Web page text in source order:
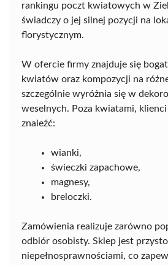
rankingu poczt kwiatowych w
świadczy o jej silnej pozycji na
florystycznym.
W ofercie firmy znajduje się
kwiatów oraz kompozycji na
szczególnie wyróżnia się w
weselnych. Poza kwiatami,
znaleźć:
wianki,
świeczki zapachowe,
magnesy,
breloczki.
Zamówienia realizuje zarówno
odbiór osobisty. Sklep jest
niepełnosprawnościami, co